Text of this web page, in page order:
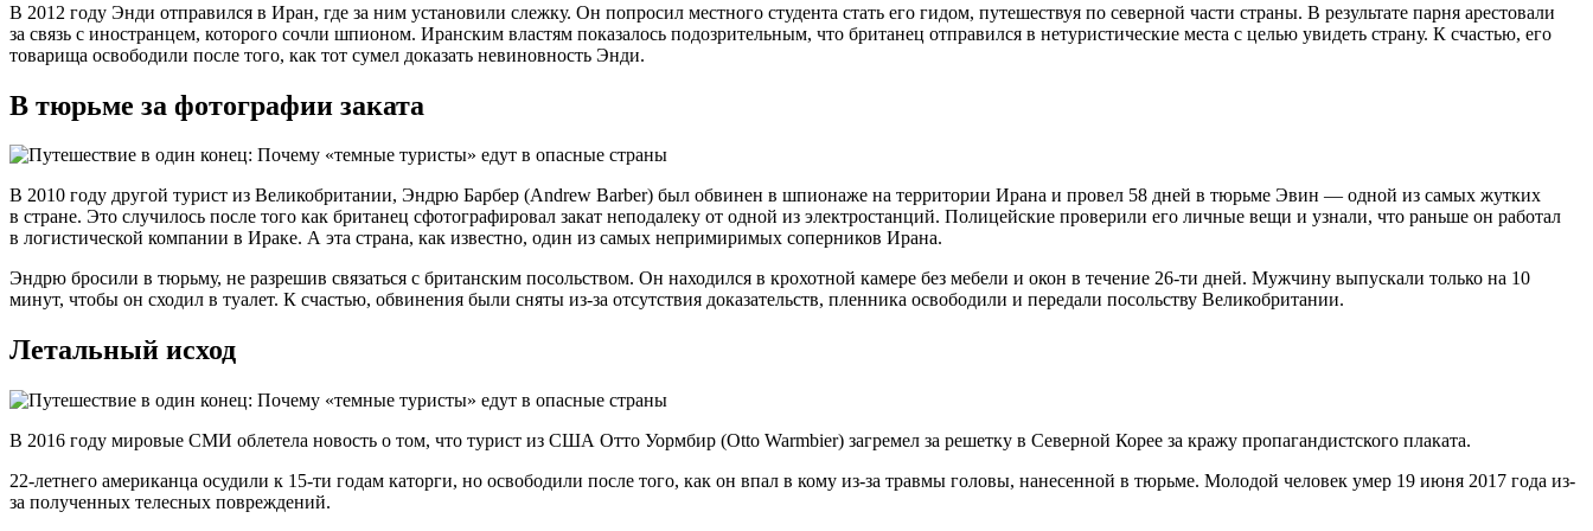
В 2012 году Энди отправился в Иран, где за ним установили слежку. Он попросил местного студента стать его гидом, путешествуя по северной части страны. В результате парня арестовали
за связь с иностранцем, которого сочли шпионом. Иранским властям показалось подозрительным, что британец отправился в нетуристические места с целью увидеть страну. К счастью, его
товарища освободили после того, как тот сумел доказать невиновность Энди.
В тюрьме за фотографии заката
В 2010 году другой турист из Великобритании, Эндрю Барбер (Andrew Barber) был обвинен в шпионаже на территории Ирана и провел 58 дней в тюрьме Эвин — одной из самых жутких
в стране. Это случилось после того как британец сфотографировал закат неподалеку от одной из электростанций. Полицейские проверили его личные вещи и узнали, что раньше он работал
в логистической компании в Ираке. А эта страна, как известно, один из самых непримиримых соперников Ирана.
Эндрю бросили в тюрьму, не разрешив связаться с британским посольством. Он находился в крохотной камере без мебели и окон в течение 26-ти дней. Мужчину выпускали только на 10
минут, чтобы он сходил в туалет. К счастью, обвинения были сняты из-за отсутствия доказательств, пленника освободили и передали посольству Великобритании.
Летальный исход
В 2016 году мировые СМИ облетела новость о том, что турист из США Отто Уормбир (Otto Warmbier) загремел за решетку в Северной Корее за кражу пропагандистского плаката.
22-летнего американца осудили к 15-ти годам каторги, но освободили после того, как он впал в кому из-за травмы головы, нанесенной в тюрьме. Молодой человек умер 19 июня 2017 года из-
за полученных телесных повреждений.